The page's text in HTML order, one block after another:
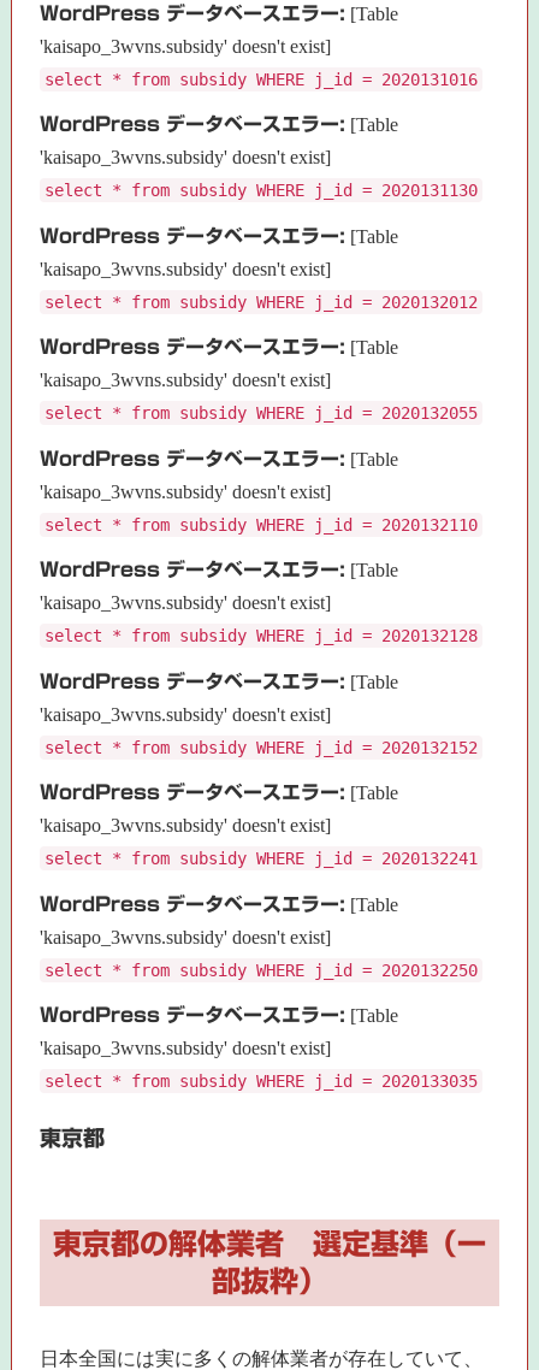
WordPress データベースエラー: [Table
'kaisapo_3wvns.subsidy' doesn't exist]
select * from subsidy WHERE j_id = 2020131016
WordPress データベースエラー: [Table
'kaisapo_3wvns.subsidy' doesn't exist]
select * from subsidy WHERE j_id = 2020131130
WordPress データベースエラー: [Table
'kaisapo_3wvns.subsidy' doesn't exist]
select * from subsidy WHERE j_id = 2020132012
WordPress データベースエラー: [Table
'kaisapo_3wvns.subsidy' doesn't exist]
select * from subsidy WHERE j_id = 2020132055
WordPress データベースエラー: [Table
'kaisapo_3wvns.subsidy' doesn't exist]
select * from subsidy WHERE j_id = 2020132110
WordPress データベースエラー: [Table
'kaisapo_3wvns.subsidy' doesn't exist]
select * from subsidy WHERE j_id = 2020132128
WordPress データベースエラー: [Table
'kaisapo_3wvns.subsidy' doesn't exist]
select * from subsidy WHERE j_id = 2020132152
WordPress データベースエラー: [Table
'kaisapo_3wvns.subsidy' doesn't exist]
select * from subsidy WHERE j_id = 2020132241
WordPress データベースエラー: [Table
'kaisapo_3wvns.subsidy' doesn't exist]
select * from subsidy WHERE j_id = 2020132250
WordPress データベースエラー: [Table
'kaisapo_3wvns.subsidy' doesn't exist]
select * from subsidy WHERE j_id = 2020133035
東京都
東京都の解体業者 選定基準（一
部抜粋）
日本全国には実に多くの解体業者が存在していて、